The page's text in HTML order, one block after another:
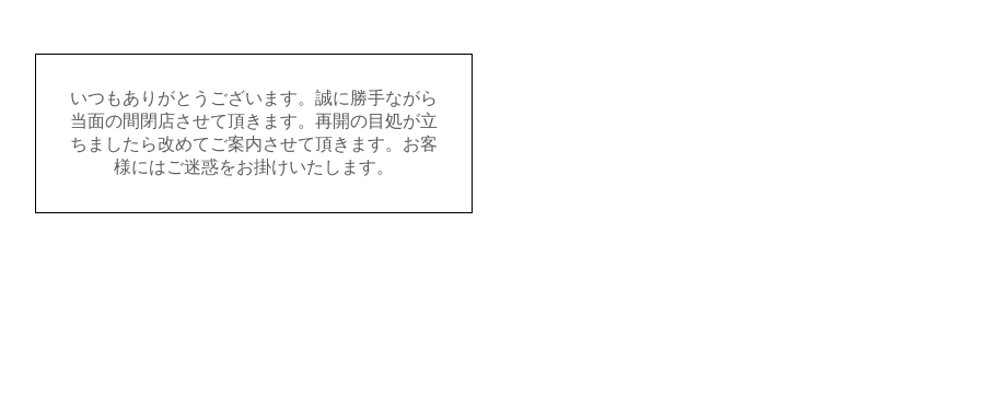
いつもありがとうございます。誠に勝手ながら
当面の間閉店させて頂きます。再開の目処が立
ちましたら改めてご案内させて頂きます。お客
様にはご迷惑をお掛けいたします。